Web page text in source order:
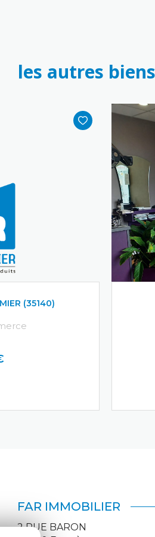
les autres
(35140)
FAR IMMOBILIER
2 RUE BARON